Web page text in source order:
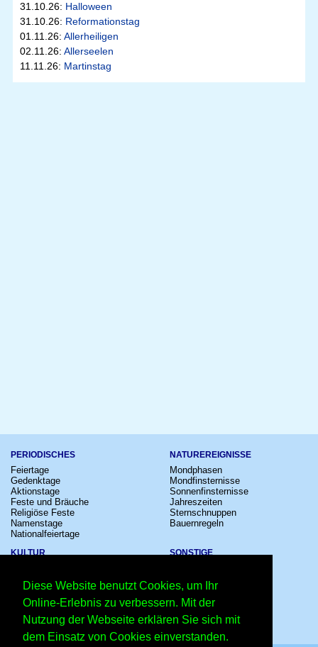
Diese Website benutzt Cookies, um Ihr
Online-Erlebnis zu verbessern. Mit der
Nutzung der Webseite erklären Sie sich mit
dem Einsatz von Cookies einverstanden.
31.10.26: Halloween
31.10.26: Reformationstag
01.11.26: Allerheiligen
02.11.26: Allerseelen
11.11.26: Martinstag
PERIODISCHES
Feiertage
Gedenktage
Aktionstage
Feste und Bräuche
Religiöse Feste
Namenstage
Nationalfeiertage
NATUREREIGNISSE
Mondphasen
Mondfinsternisse
Sonnenfinsternisse
Jahreszeiten
Sternschnuppen
Bauernregeln
KULTUR
Kinostarts
Festivals
Großevents
Comedy
Shows
SONSTIGE
Sternzeichen
Schalttage
Wahltage
Erinnerungen
Volksfeste